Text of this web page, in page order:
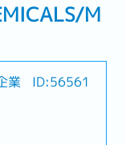
M
業
ID:56561